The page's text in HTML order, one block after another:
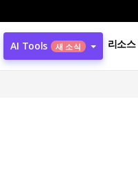
AI Tools 새 소식 리소스